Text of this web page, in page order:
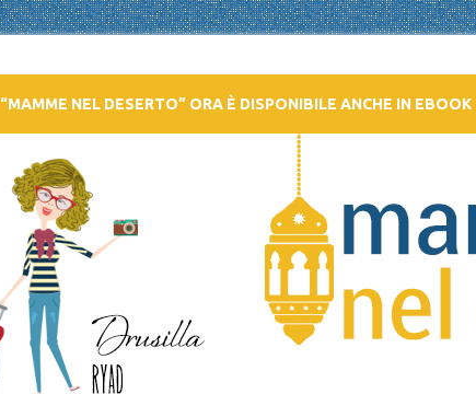
“MAMME NEL DESERTO” ORA È DISPONIBILE ANCHE IN EBOOK